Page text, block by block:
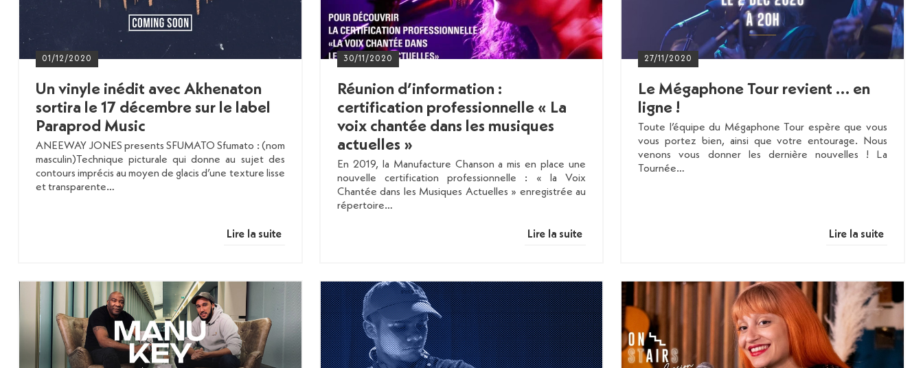
01/12/2020
Un vinyle inédit avec Akhenaton
sortira le 17 décembre sur le label
Paraprod Music
ANEEWAY JONES presents SFUMATO Sfumato : (nom
masculin)Technique picturale qui donne au sujet des
contours imprécis au moyen de glacis d’une texture lisse
et transparente…
Lire la suite
30/11/2020
Réunion d’information :
certification professionnelle « La
voix chantée dans les musiques
actuelles »
En 2019, la Manufacture Chanson a mis en place une
nouvelle certification professionnelle : « la Voix
Chantée dans les Musiques Actuelles » enregistrée au
répertoire…
Lire la suite
27/11/2020
Le Mégaphone Tour revient … en
ligne !
Toute l’équipe du Mégaphone Tour espère que vous
vous portez bien, ainsi que votre entourage. Nous
venons vous donner les dernière nouvelles ! La
Tournée…
Lire la suite